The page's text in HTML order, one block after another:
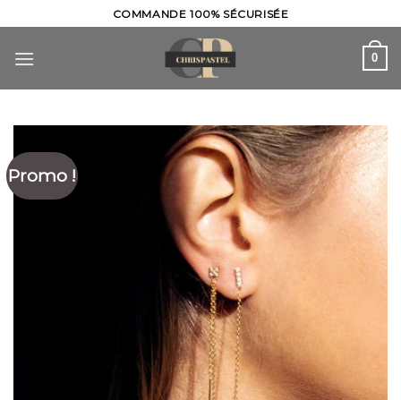
to
content
COMMANDE 100% SÉCURISÉE
0
Promo !